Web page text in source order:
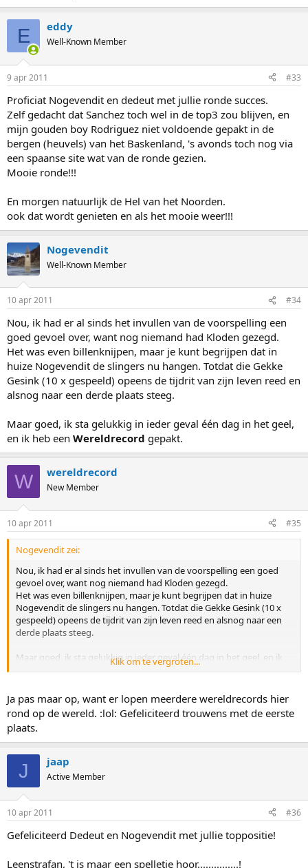
E eddy
Well-Known Member
9 apr 2011 #33
Proficiat Nogevendit en dedeut met jullie ronde succes.
Zelf gedacht dat Sanchez toch wel in de top3 zou blijven, en
mijn gouden boy Rodriguez niet voldoende gepakt in de
bergen (heuvels) van het Baskenland, 's avonds toch nog via
een spaanse site wat van de ronde gezien.
Mooie ronde!!!
En morgen natuurlijk de Hel van het Noorden.
ook dat wordt genieten en als het mooie weer!!!
Nogevendit
Well-Known Member
10 apr 2011 #34
Nou, ik had er al sinds het invullen van de voorspelling een
goed gevoel over, want nog niemand had Kloden gezegd.
Het was even billenknijpen, maar je kunt begrijpen dat in
huize Nogevendit de slingers nu hangen. Totdat die Gekke
Gesink (10 x gespeeld) opeens de tijdrit van zijn leven reed en
alsnog naar een derde plaats steeg.
Maar goed, ik sta gelukkig in ieder geval één dag in het geel,
en ik heb een Wereldrecord gepakt.
W wereldrecord
New Member
10 apr 2011 #35
Nogevendit zei:
Nou, ik had er al sinds het invullen van de voorspelling een goed
gevoel over, want nog niemand had Kloden gezegd.
Het was even billenknijpen, maar je kunt begrijpen dat in huize
Nogevendit de slingers nu hangen. Totdat die Gekke Gesink (10 x
gespeeld) opeens de tijdrit van zijn leven reed en alsnog naar een
derde plaats steeg.
Maar goed, ik sta gelukkig in ieder geval één dag in het geel, en ik
Klik om te vergroten...
Ja pas maar op, want er lopen meerdere wereldrecords hier
rond op de wereld. :lol: Gefeliciteerd trouwens met de eerste
plaats.
J jaap
Active Member
10 apr 2011 #36
Gefeliciteerd Dedeut en Nogevendit met jullie toppositie!
Leenstrafan, 't is maar een spelletje hoor...............!